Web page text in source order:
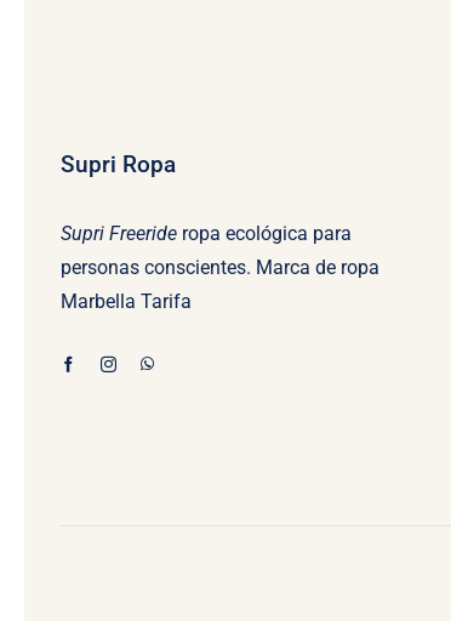
Supri Ropa
Supri Freerideropa ecológica para
personas conscientes. Marca de ropa
Marbella Tarifa